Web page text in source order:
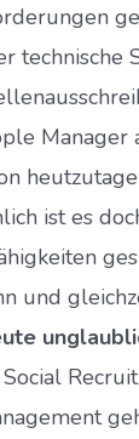
technische
Manager
ist es
und